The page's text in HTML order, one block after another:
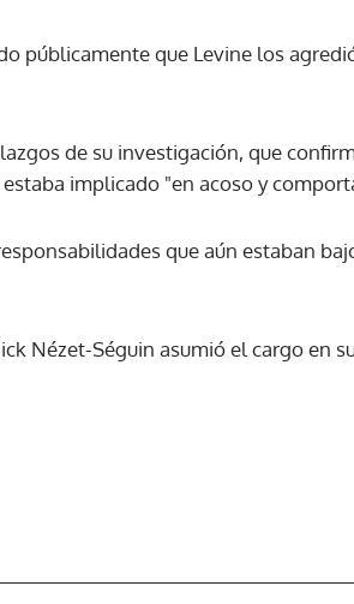
públicamente que Levine los
de su investigación, que
implicado "en acoso y
que aún estaban
Nézet-Séguin asumió el cargo en